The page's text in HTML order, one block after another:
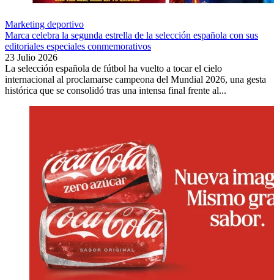
Marketing deportivo
Marca celebra la segunda estrella de la selección española con sus
editoriales especiales conmemorativos
23 Julio 2026
La selección española de fútbol ha vuelto a tocar el cielo
internacional al proclamarse campeona del Mundial 2026, una gesta
histórica que se consolidó tras una intensa final frente al...